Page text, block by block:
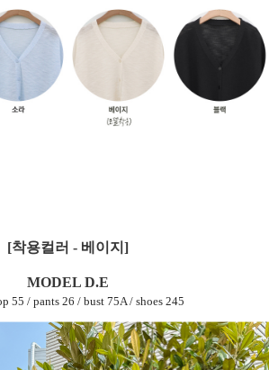
[착용컬러 - 베이지]
MODEL D.E
55 / pants 26 / bust 75A / shoes 245